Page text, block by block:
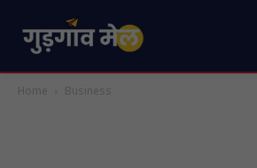
Home Business